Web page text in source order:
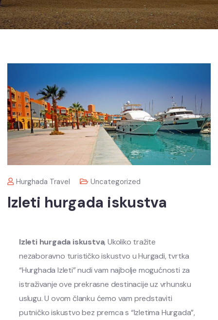
Hurghada Travel Uncategorized
Izleti hurgada iskustva
Izleti hurgada iskustva, Ukoliko tražite
nezaboravno turističko iskustvo u Hurgadi, tvrtka
“Hurghada Izleti” nudi vam najbolje mogućnosti za
istraživanje ove prekrasne destinacije uz vrhunsku
uslugu. U ovom članku ćemo vam predstaviti
putničko iskustvo bez premca s “Izletima Hurgada”,